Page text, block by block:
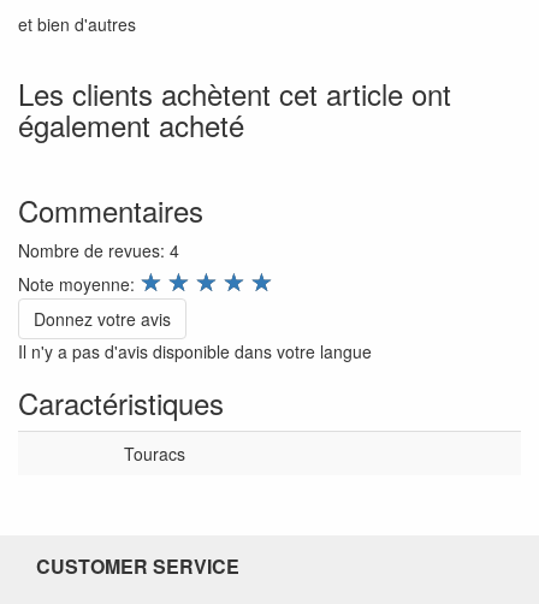
et bien d'autres
Les clients achètent cet article ont
également acheté
Commentaires
Nombre de revues: 4
Note moyenne: review.stars ☆
☆
☆
☆
☆
Donnez votre avis
Il n'y a pas d'avis disponible dans votre langue
Caractéristiques
Touracs
CUSTOMER SERVICE